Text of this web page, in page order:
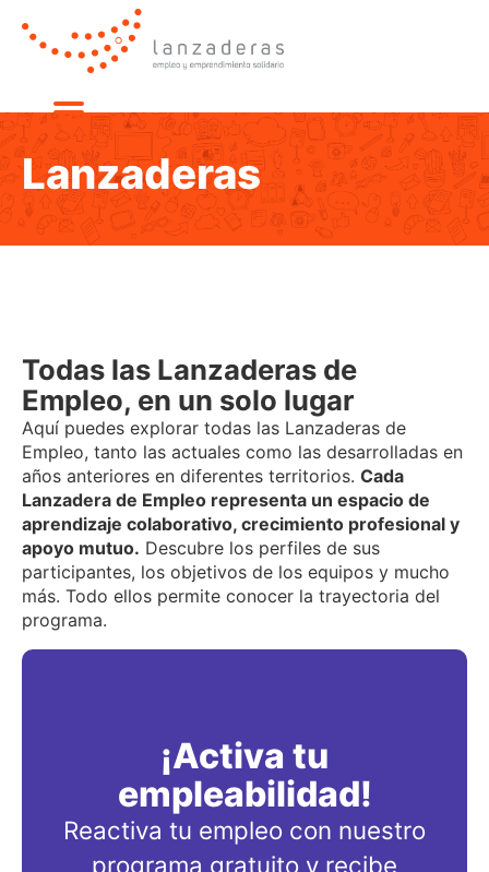
Lanzaderas
Todas las Lanzaderas de
Empleo, en un solo lugar
Aquí puedes explorar todas las Lanzaderas de
Empleo, tanto las actuales como las desarrolladas en
años anteriores en diferentes territorios. Cada
Lanzadera de Empleo representa un espacio de
aprendizaje colaborativo, crecimiento profesional y
apoyo mutuo. Descubre los perfiles de sus
participantes, los objetivos de los equipos y mucho
más. Todo ellos permite conocer la trayectoria del
programa.
¡Activa tu
empleabilidad!
Reactiva tu empleo con nuestro
programa gratuito y recibe